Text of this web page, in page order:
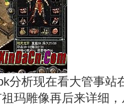
分析现在看大管事站
玛雕像再后来详细，